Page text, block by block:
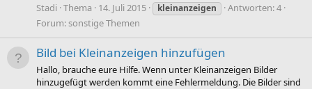
Stadi Thema 14. Juli 2015 kleinanzeigen
Antworten: 4
Forum:sonstige Themen
Bild bei Kleinanzeigen hinzufügen
Hallo, brauche eure Hilfe. Wenn unter Kleinanzeigen Bilder
hinzugefügt werden kommt eine Fehlermeldung. Die Bilder sind